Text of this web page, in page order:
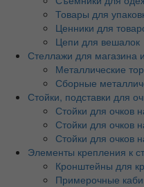
Товары для
Ценники для
Цепи для вешалок
Стеллажи для магазина
Металлические
Сборные
Стойки, подставки для
Стойки для очков
Стойки для очков
Стойки для очков
Элементы крепления к
Кронштейны для
Примерочные